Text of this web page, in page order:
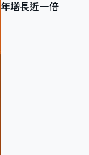
年增長近一倍